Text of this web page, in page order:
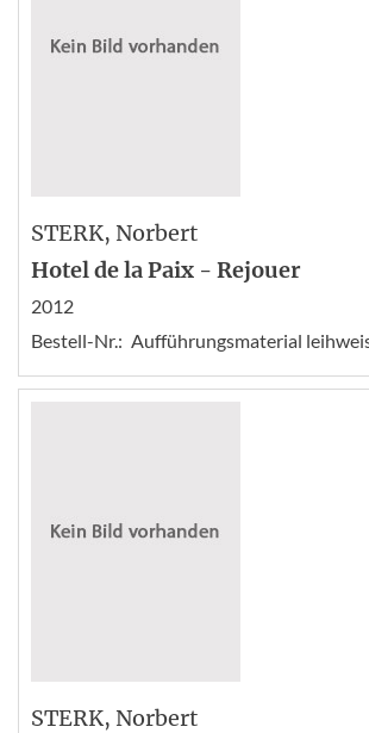
STERK, Norbert
Hotel de la Paix - Rejouer
2012
Bestell-Nr.: Aufführungsmaterial
STERK, Norbert